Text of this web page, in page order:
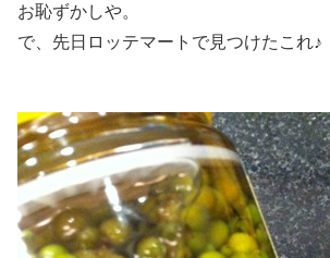
お恥ずかしや。
で、先日ロッテマートで見つけたこれ♪